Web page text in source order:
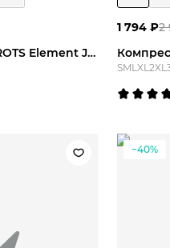
Футболка игровая 2DROTS Element Jersey
2
1 794 ₽
SML XL 2XL
−40%